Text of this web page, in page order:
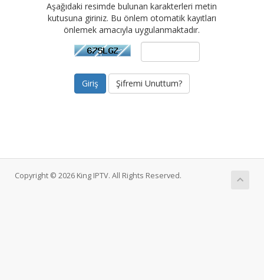
Aşağıdaki resimde bulunan karakterleri metin
kutusuna giriniz. Bu önlem otomatik kayıtları
önlemek amacıyla uygulanmaktadır.
Şifremi Unuttum?
Copyright © 2026 King IPTV. All Rights Reserved.